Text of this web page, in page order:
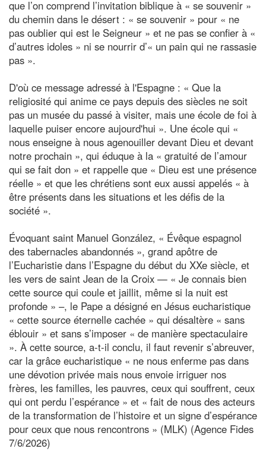
que l’on comprend l’invitation biblique à « se souvenir »
du chemin dans le désert : « se souvenir » pour « ne
pas oublier qui est le Seigneur » et ne pas se confier à «
d’autres idoles » ni se nourrir d’« un pain qui ne rassasie
pas ».
D'où ce message adressé à l'Espagne : « Que la
religiosité qui anime ce pays depuis des siècles ne soit
pas un musée du passé à visiter, mais une école de foi à
laquelle puiser encore aujourd'hui ». Une école qui «
nous enseigne à nous agenouiller devant Dieu et devant
notre prochain », qui éduque à la « gratuité de l’amour
qui se fait don » et rappelle que « Dieu est une présence
réelle » et que les chrétiens sont eux aussi appelés « à
être présents dans les situations et les défis de la
société ».
Évoquant saint Manuel González, « Évêque espagnol
des tabernacles abandonnés », grand apôtre de
l’Eucharistie dans l’Espagne du début du XXe siècle, et
les vers de saint Jean de la Croix — « Je connais bien
cette source qui coule et jaillit, même si la nuit est
profonde » –, le Pape a désigné en Jésus eucharistique
« cette source éternelle cachée » qui désaltère « sans
éblouir » et sans s’imposer « de manière spectaculaire
». À cette source, a-t-il conclu, il faut revenir s’abreuver,
car la grâce eucharistique « ne nous enferme pas dans
une dévotion privée mais nous envoie irriguer nos
frères, les familles, les pauvres, ceux qui souffrent, ceux
qui ont perdu l’espérance » et « fait de nous des acteurs
de la transformation de l’histoire et un signe d’espérance
pour ceux que nous rencontrons » (MLK) (Agence Fides
7/6/2026)